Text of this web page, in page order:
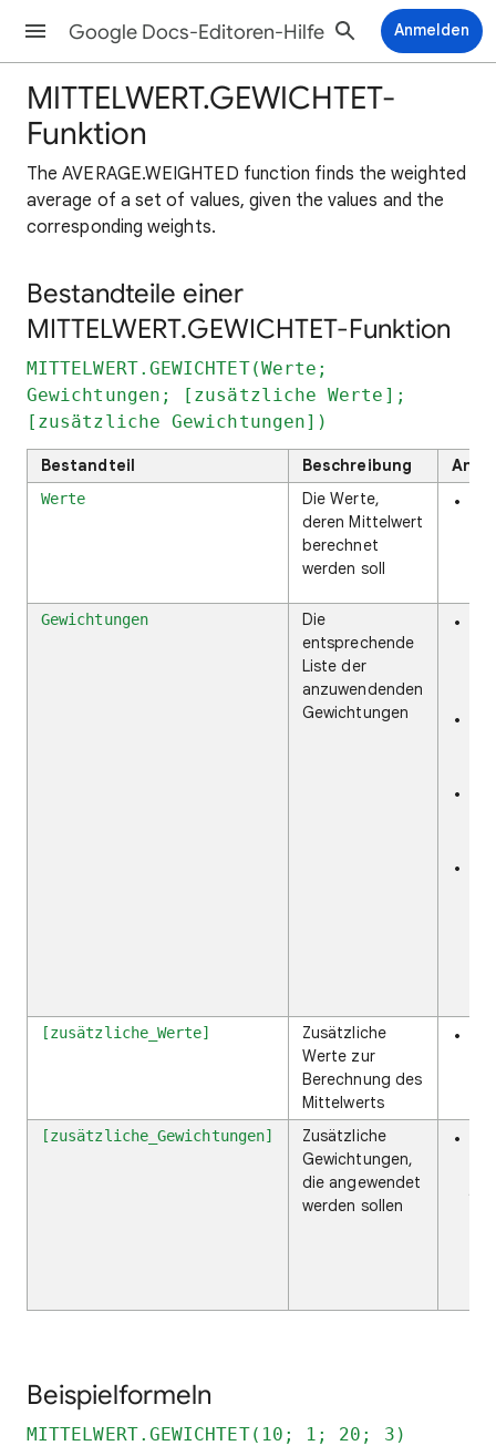
Google Docs-Editoren-Hilfe Anmelden
MITTELWERT.GEWICHTET-
Funktion
The AVERAGE.WEIGHTED function finds the weighted
average of a set of values, given the values and the
corresponding weights.
Bestandteile einer
MITTELWERT.GEWICHTET-Funktion
MITTELWERT.GEWICHTET(Werte;
Gewichtungen; [zusätzliche Werte];
[zusätzliche Gewichtungen])
Bestandteil Beschreibung
Werte
Die Werte,
deren Mittelwert
berechnet
werden soll
Gewichtungen
Die
entsprechende
Liste der
anzuwendenden
Gewichtungen
[zusätzliche_Werte]
Zusätzliche
Werte zur
Berechnung des
Mittelwerts
[zusätzliche_Gewichtungen]
Zusätzliche
Gewichtungen,
die angewendet
werden sollen
Beispielformeln
MITTELWERT.GEWICHTET(10; 1; 20; 3)